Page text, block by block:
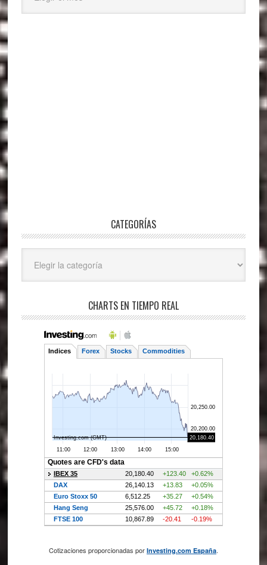
CATEGORÍAS
CHARTS EN TIEMPO REAL
Cotizaciones proporcionadas por Investing.com España.